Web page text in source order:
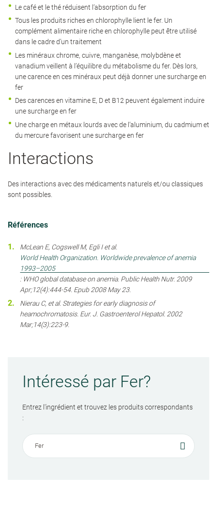
Le café et le thé réduisent l’absorption du fer
Tous les produits riches en chlorophylle lient le fer. Un
complément alimentaire riche en chlorophylle peut être utilisé
dans le cadre d’un traitement
Les minéraux chrome, cuivre, manganèse, molybdène et
vanadium veillent à l’équilibre du métabolisme du fer. Dès lors,
une carence en ces minéraux peut déjà donner une surcharge en
fer
Des carences en vitamine E, D et B12 peuvent également induire
une surcharge en fer
Une charge en métaux lourds avec de l’aluminium, du cadmium et
du mercure favorisent une surcharge en fer
Interactions
Des interactions avec des médicaments naturels et/ou classiques
sont possibles.
Références
McLean E, Cogswell M, Egli I et al.
World Health Organization. Worldwide prevalence of anemia
1993–2005
: WHO global database on anemia. Public Health Nutr. 2009
Apr;12(4):444-54. Epub 2008 May 23.
Nierau C, et al. Strategies for early diagnosis of
heamochromatosis. Eur. J. Gastroenterol Hepatol. 2002
Mar;14(3):223-9.
Intéressé par Fer?
Entrez l'ingrédient et trouvez les produits correspondants
: